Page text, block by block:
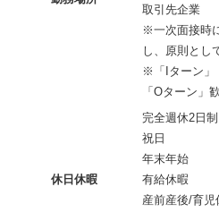
取引先企業
※一次面接時
し、原則とし
※「Iターン」
「Oターン」
休日休暇
完全週休2日制
祝日
年末年始
有給休暇
産前産後/育児